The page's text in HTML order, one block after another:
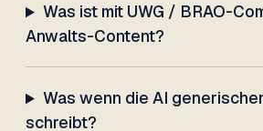
Was ist mit UWG / BRAO-
Anwalts-Content?
Was wenn die AI
schreibt?